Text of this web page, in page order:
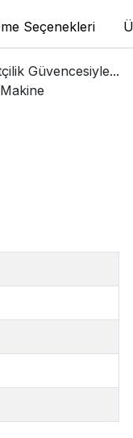
Seçenekleri
Güvencesiyle...